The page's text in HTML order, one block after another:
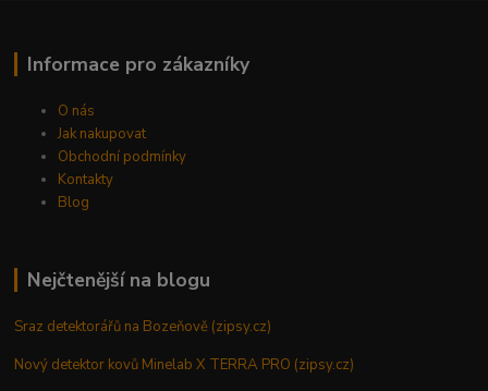
Informace pro zákazníky
O nás
Jak nakupovat
Obchodní podmínky
Kontakty
Blog
Nejčtenější na blogu
Sraz detektorářů na Bozeňově (zipsy.cz)
Nový detektor kovů Minelab X TERRA PRO (zipsy.cz)